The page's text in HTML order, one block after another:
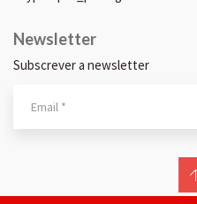
Newsletter
Subscrever a newsletter